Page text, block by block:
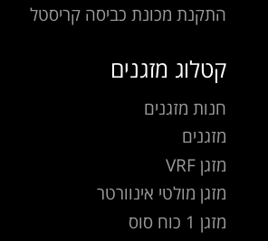
התקנת מכונת כביסה קריסטל
קטלוג מזגנים
חנות מזגנים
מזגנים
מזגן VRF
מזגן מולטי אינוורטר
מזגן 1 כוח סוס